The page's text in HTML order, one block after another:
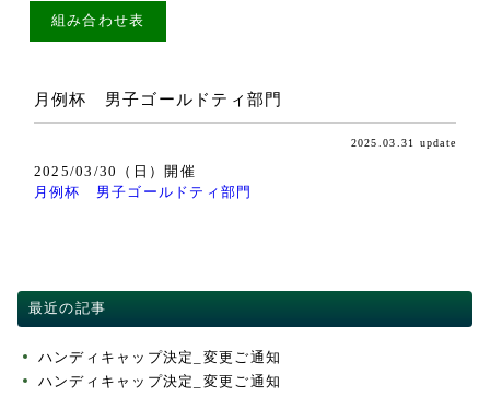
交通・アクセス
ACCESS
組み合わせ表
月例杯 男子ゴールドティ部門
2025.03.31 update
2025/03/30（日）開催
月例杯 男子ゴールドティ部門
最近の記事
ハンディキャップ決定_変更ご通知
ハンディキャップ決定_変更ご通知